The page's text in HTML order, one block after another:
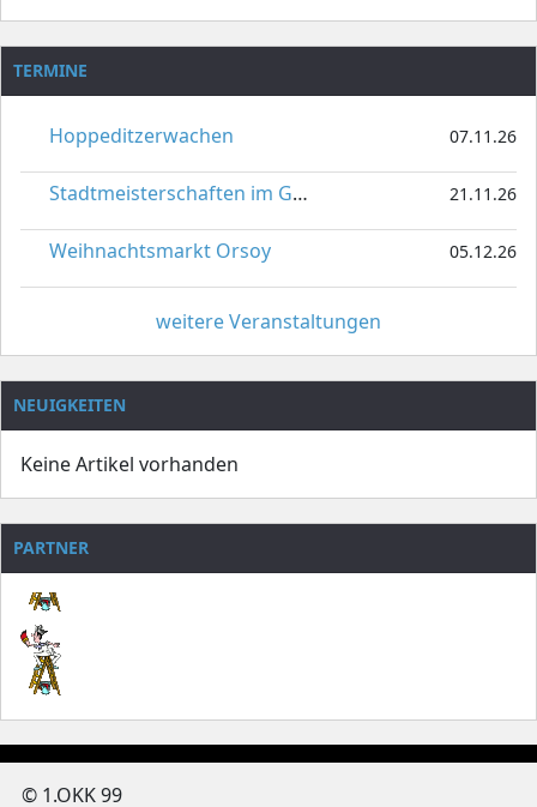
TERMINE
Hoppeditzerwachen 07.11.26
Stadtmeisterschaften im Gardetanz 21.11.26
Weihnachtsmarkt Orsoy 05.12.26
weitere Veranstaltungen
NEUIGKEITEN
Keine Artikel vorhanden
PARTNER
© 1.OKK 99